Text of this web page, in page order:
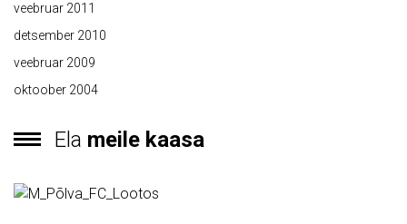
veebruar 2011
detsember 2010
veebruar 2009
oktoober 2004
Ela meile kaasa